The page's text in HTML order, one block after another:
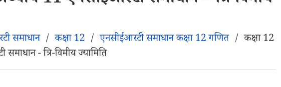
समाधान/कक्षा 12 /एनसीईआरटी समाधान कक्षा 12 गणित/कक्षा 12
- त्रि-विमीय ज्यामिति